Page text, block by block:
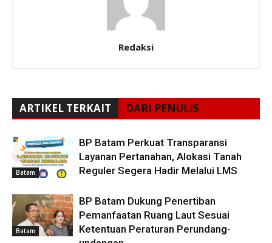
Redaksi
ARTIKEL TERKAIT DARI PENULIS
Batam
BP Batam Perkuat Transparansi
Layanan Pertanahan, Alokasi Tanah
Reguler Segera Hadir Melalui LMS
Batam
BP Batam Dukung Penertiban
Pemanfaatan Ruang Laut Sesuai
Ketentuan Peraturan Perundang-